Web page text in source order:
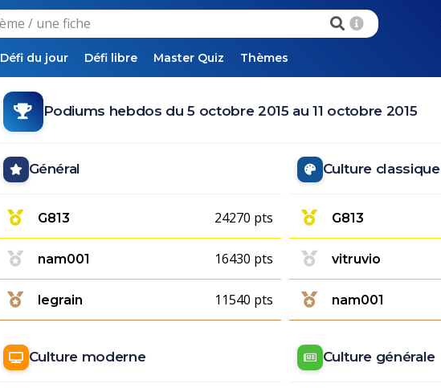
Défi du jour Défi libre Master Quiz Thèmes
Podiums hebdos du 5 octobre 2015 au 11 octobre 2015
Général
G813 24270 pts
nam001 16430 pts
legrain 11540 pts
Culture classique
G813
vitruvio
nam001
Culture moderne Culture générale